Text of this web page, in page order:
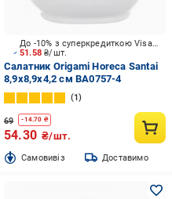
51.58₴/шт.
До -10% з суперкредиткою Visa Вигода
Салатник Origami Horeca Santai
8,9x8,9x4,2 см BA0757-4
1
69 -14.70 ₴
54.30 ₴/шт.
Cамовивіз Доставимо